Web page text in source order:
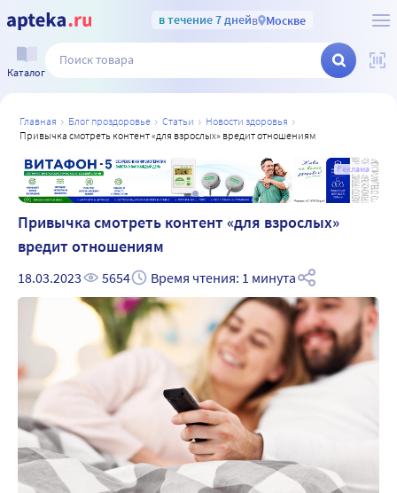
в течение 7 днейв Москве
Каталог
главная блог проздоровье статьи
новости здоровья
привычка смотреть контент «для взрослых» вредит отношениям
Реклама
Привычка смотреть контент «для взрослых»
вредит отношениям
18.03.2023 5654 Время чтения: 1 минута